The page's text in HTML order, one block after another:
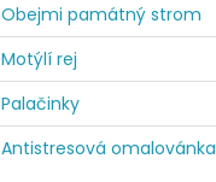
Obejmi památný strom
Motýlí rej
Palačinky
Antistresová omalovánka